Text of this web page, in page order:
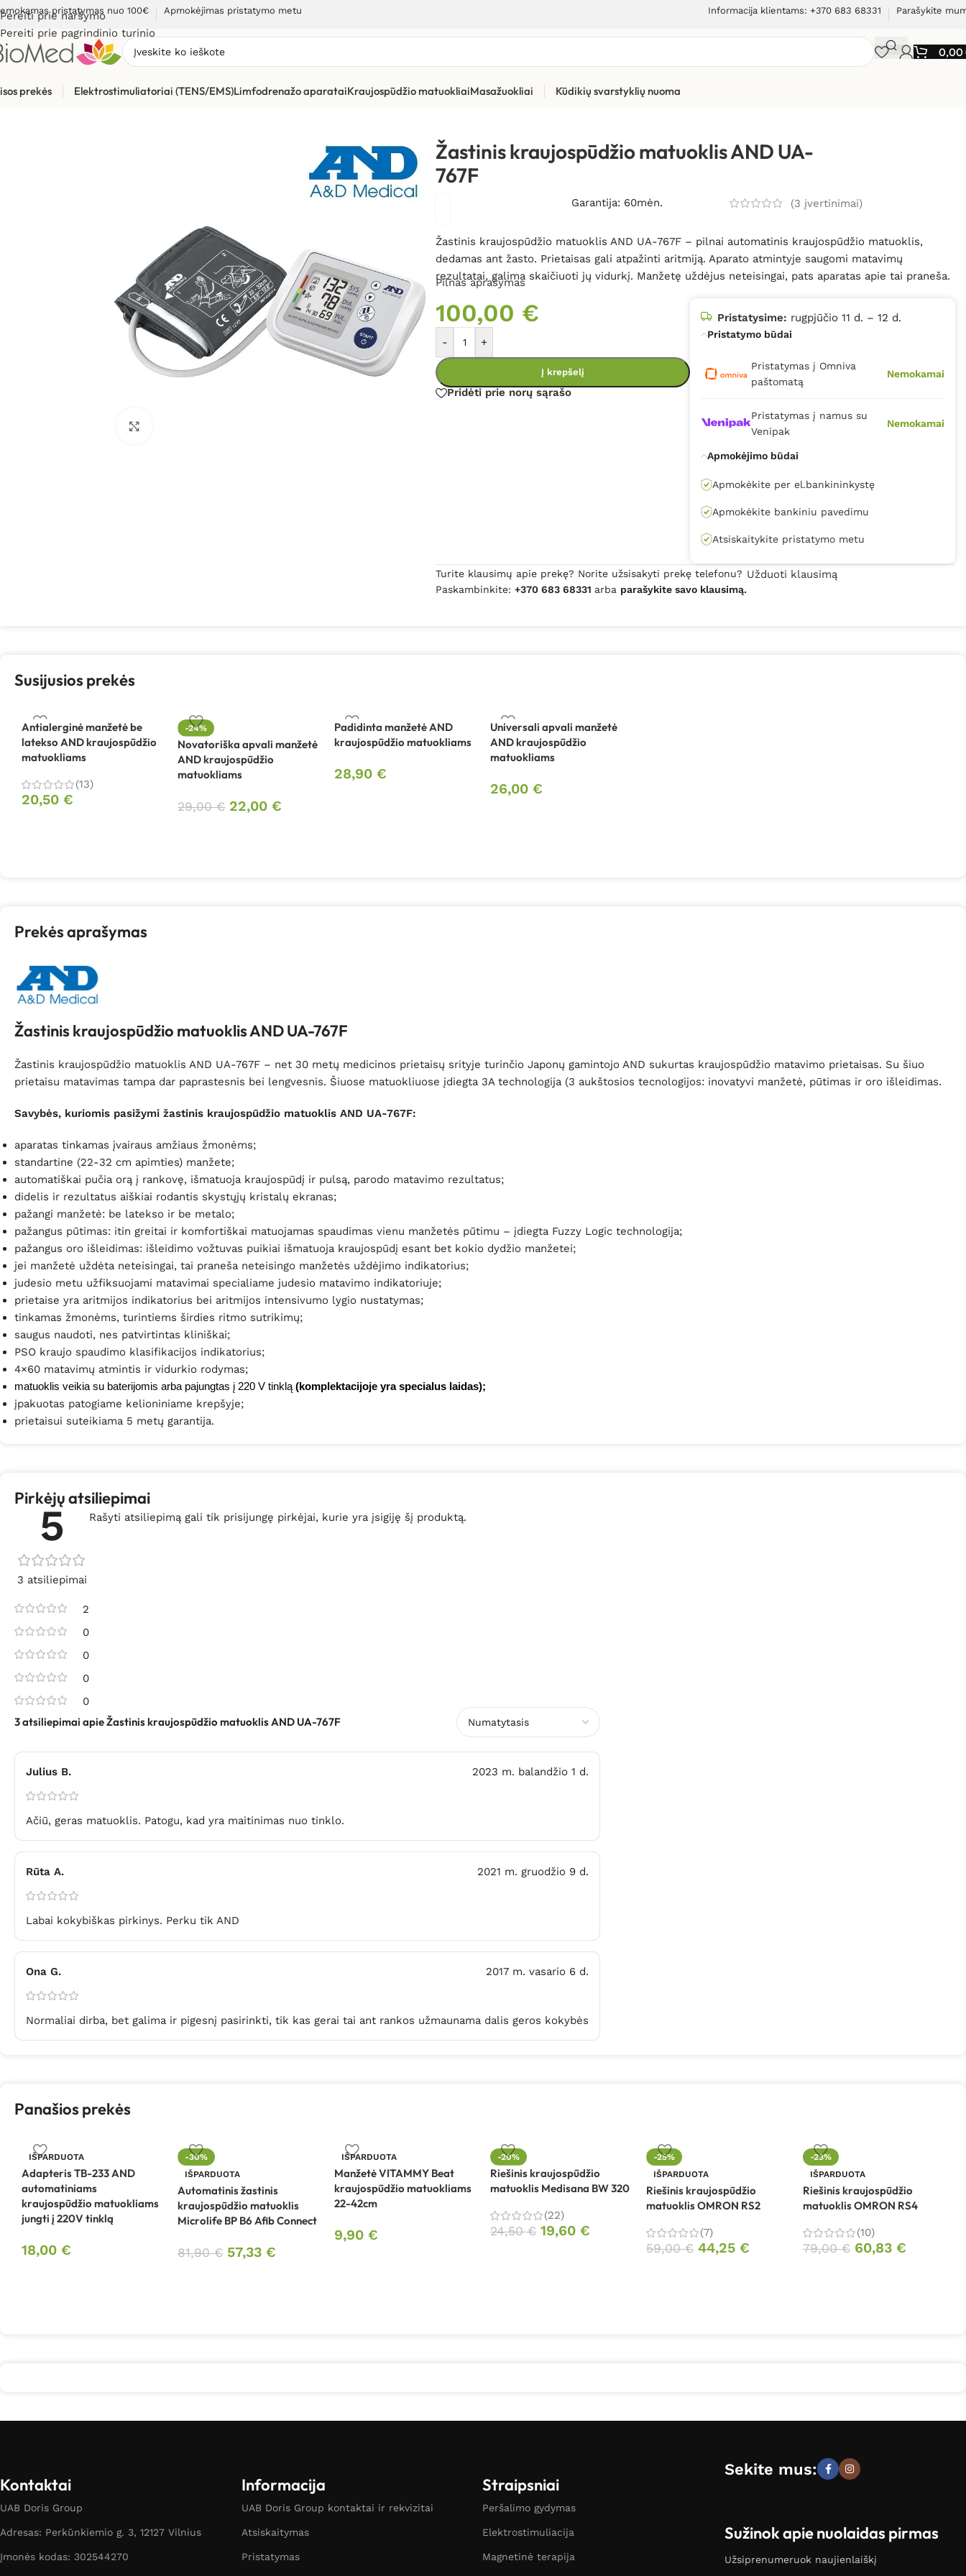
Pereiti prie naršymo
Pereiti prie pagrindinio turinio
pristatymas nuo 100€ Apmokėjimas pristatymo metu Informacija klientams: +370 683 68331 Parašykite
0,00
prekės Elektrostimuliatoriai (TENS/EMS)Limfodrenažo aparataiKraujospūdžio matuokliaiMasažuokliai Kūdikių svarstyklių nuoma
Sveikatos priežiūrai Žastinis kraujospūdžio matuoklis AND UA-767F
Žastinis kraujospūdžio matuoklis AND UA-
767F
Garantija: 60mėn. (3 įvertinimai)
Žastinis kraujospūdžio matuoklis AND UA-767F – pilnai automatinis kraujospūdžio matuoklis,
dedamas ant žasto. Prietaisas gali atpažinti aritmiją. Aparato atmintyje saugomi matavimų
rezultatai, galima skaičiuoti jų vidurkį. Manžetę uždėjus neteisingai, pats aparatas apie tai praneša.
Pilnas aprašymas
100,00 €
- +
Į krepšelį
Pridėti prie norų sąrašo
Pristatysime: rugpjūčio 11 d. – 12 d.
Pristatymo būdai
Pristatymas į Omniva
paštomatą
Nemokamai
Pristatymas į namus su
Venipak
Nemokamai
Apmokėjimo būdai
Apmokėkite per el.bankininkystę
Apmokėkite bankiniu pavedimu
Atsiskaitykite pristatymo metu
Turite klausimų apie prekę? Norite užsisakyti prekę telefonu?
Paskambinkite:+370 683 68331 arba parašykite savo klausimą.
Užduoti klausimą
Susijusios prekės
Antialerginė manžetė be
latekso AND kraujospūdžio
matuokliams
(13)
20,50 €
-24%
Novatoriška apvali manžetė
AND kraujospūdžio
matuokliams
29,00€ 22,00€
Padidinta manžetė AND
kraujospūdžio matuokliams
28,90 €
Universali apvali manžetė
AND kraujospūdžio
matuokliams
26,00 €
Prekės aprašymas
Žastinis kraujospūdžio matuoklis AND UA-767F
Žastinis kraujospūdžio matuoklis AND UA-767F – net 30 metų medicinos prietaisų srityje turinčio Japonų gamintojo AND sukurtas kraujospūdžio matavimo prietaisas. Su šiuo
prietaisu matavimas tampa dar paprastesnis bei lengvesnis. Šiuose matuokliuose įdiegta 3A technologija (3 aukštosios tecnologijos: inovatyvi manžetė, pūtimas ir oro išleidimas.
Savybės, kuriomis pasižymi žastinis kraujospūdžio matuoklis AND UA-767F:
aparatas tinkamas įvairaus amžiaus žmonėms;
standartine (22-32 cm apimties) manžete;
automatiškai pučia orą į rankovę, išmatuoja kraujospūdį ir pulsą, parodo matavimo rezultatus;
didelis ir rezultatus aiškiai rodantis skystųjų kristalų ekranas;
pažangi manžetė: be latekso ir be metalo;
pažangus pūtimas: itin greitai ir komfortiškai matuojamas spaudimas vienu manžetės pūtimu – įdiegta Fuzzy Logic technologija;
pažangus oro išleidimas: išleidimo vožtuvas puikiai išmatuoja kraujospūdį esant bet kokio dydžio manžetei;
jei manžetė uždėta neteisingai, tai praneša neteisingo manžetės uždėjimo indikatorius;
judesio metu užfiksuojami matavimai specialiame judesio matavimo indikatoriuje;
prietaise yra aritmijos indikatorius bei aritmijos intensivumo lygio nustatymas;
tinkamas žmonėms, turintiems širdies ritmo sutrikimų;
saugus naudoti, nes patvirtintas kliniškai;
PSO kraujo spaudimo klasifikacijos indikatorius;
4×60 matavimų atmintis ir vidurkio rodymas;
matuoklis veikia su baterijomis arba pajungtas į 220 V tinklą (komplektacijoje yra specialus laidas);
įpakuotas patogiame kelioniniame krepšyje;
prietaisui suteikiama 5 metų garantija.
Pirkėjų atsiliepimai
5
3 atsiliepimai
2
0
0
0
0
3 atsiliepimai apieŽastinis kraujospūdžio matuoklis AND UA-767F
Julius B. 2023 m. balandžio 1 d.
Ačiū, geras matuoklis. Patogu, kad yra maitinimas nuo tinklo.
Rūta A. 2021 m. gruodžio 9 d.
Labai kokybiškas pirkinys. Perku tik AND
Ona G. 2017 m. vasario 6 d.
Normaliai dirba, bet galima ir pigesnį pasirinkti, tik kas gerai tai ant rankos užmaunama dalis geros kokybės
Rašyti atsiliepimą gali tik prisijungę pirkėjai, kurie yra įsigiję šį produktą.
Panašios prekės
IŠPARDUOTA
Adapteris TB-233 AND
automatiniams
kraujospūdžio matuokliams
jungti į 220V tinklą
18,00 €
-30%
IŠPARDUOTA
Automatinis žastinis
kraujospūdžio matuoklis
Microlife BP B6 Afib Connect
81,90€ 57,33€
IŠPARDUOTA
Manžetė VITAMMY Beat
kraujospūdžio matuokliams
22-42cm
9,90 €
-20%
Riešinis kraujospūdžio
matuoklis Medisana BW 320
(22)
24,50€ 19,60 €
-25%
IŠPARDUOTA
Riešinis kraujospūdžio
matuoklis OMRON RS2
(7)
59,00€ 44,25€
-23%
IŠPARDUOTA
Riešinis kraujospūdžio
matuoklis OMRON RS4
(10)
79,00€ 60,83 €
Kontaktai
UAB Doris Group
Adresas: Perkūnkiemio g. 3, 12127 Vilnius
Įmonės kodas: 302544270
Informacija
UAB Doris Group kontaktai ir rekvizitai
Atsiskaitymas
Pristatymas
Straipsniai
Peršalimo gydymas
Elektrostimuliacija
Magnetinė terapija
Sekite mus:
Sužinok apie nuolaidas pirmas
Užsiprenumeruok naujienlaiškį